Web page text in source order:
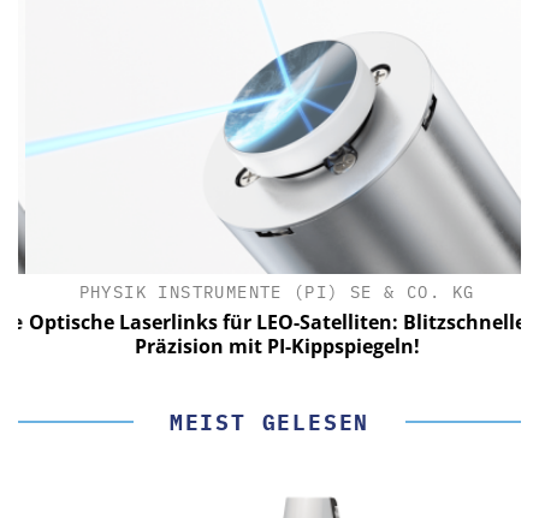
PHYSIK INSTRUMENTE (PI) SE & CO. KG
Optische Laserlinks für LEO-Satelliten: Blitzschnelle
Präzision mit PI-Kippspiegeln!
MEIST GELESEN